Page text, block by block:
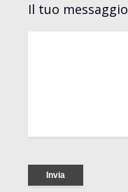
Il tuo messaggio